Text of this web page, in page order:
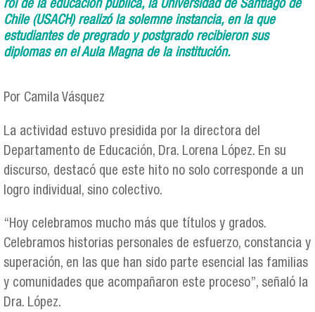
rol de la educación pública, la Universidad de Santiago de
Chile (USACH) realizó la solemne instancia, en la que
estudiantes de pregrado y postgrado recibieron sus
diplomas en el Aula Magna de la institución.
Por Camila Vásquez
La actividad estuvo presidida por la directora del
Departamento de Educación, Dra. Lorena López. En su
discurso, destacó que este hito no solo corresponde a un
logro individual, sino colectivo.
“Hoy celebramos mucho más que títulos y grados.
Celebramos historias personales de esfuerzo, constancia y
superación, en las que han sido parte esencial las familias
y comunidades que acompañaron este proceso”, señaló la
Dra. López.